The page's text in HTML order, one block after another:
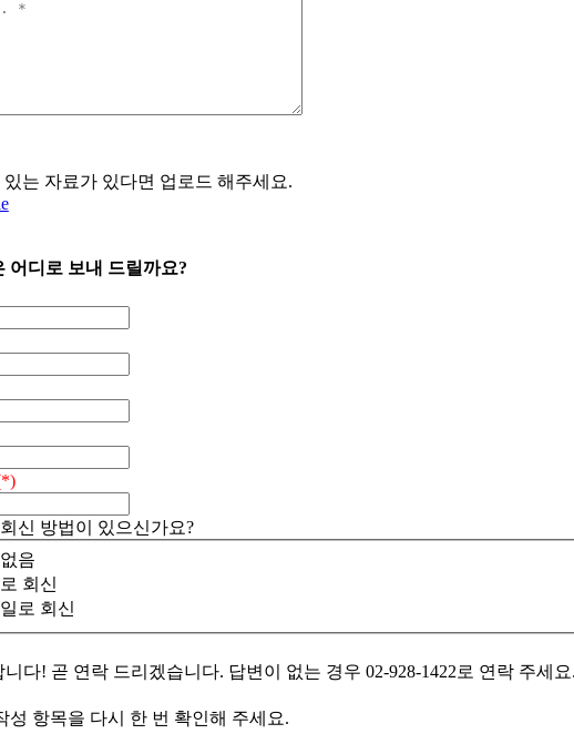
는 자료가 있다면 업로드 해주세요.
어디로 보내 드릴까요?
신 방법이 있으신가요?
음
회신
로 회신
니다! 곧 연락 드리겠습니다. 답변이 없는 경우 02-928-1422로 연락 주세요.
성 항목을 다시 한 번 확인해 주세요.